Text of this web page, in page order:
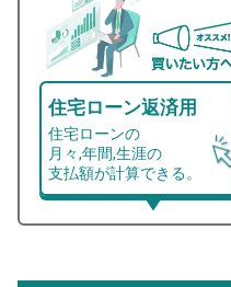
住宅ローン返済用
住宅ローンの
月々,年間,生涯の
支払額が計算できる。
総支払額シ
計算できます。
マンション売
から売却にかかる諸経費